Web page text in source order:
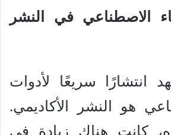
الاصطناعي في النشر
انتشارًا سريعًا لأدوات
هو النشر الأكاديمي.
كانت هناك زيادة في